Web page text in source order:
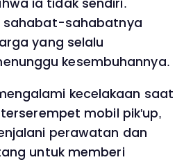
ia tidak sendiri.
sahabat-sahabatnya
yang selalu
kesembuhannya.
kecelakaan saat
mobil pik'up,
perawatan dan
untuk memberi